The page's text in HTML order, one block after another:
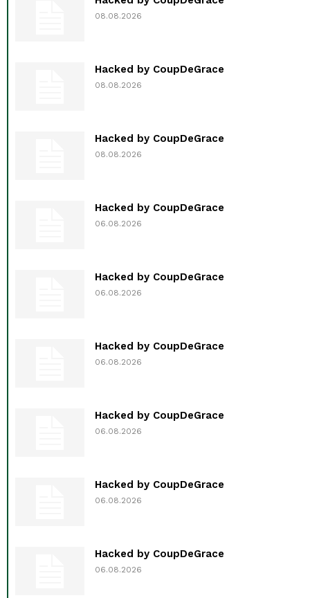
08.08.2026
Hacked by CoupDeGrace
08.08.2026
Hacked by CoupDeGrace
08.08.2026
Hacked by CoupDeGrace
06.08.2026
Hacked by CoupDeGrace
06.08.2026
Hacked by CoupDeGrace
06.08.2026
Hacked by CoupDeGrace
06.08.2026
Hacked by CoupDeGrace
06.08.2026
Hacked by CoupDeGrace
06.08.2026